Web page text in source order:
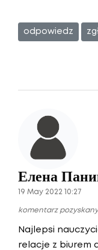
odpowiedz
Елена
19 May 2022 10:27
komentarz
Najlepsi
relacje z biurem